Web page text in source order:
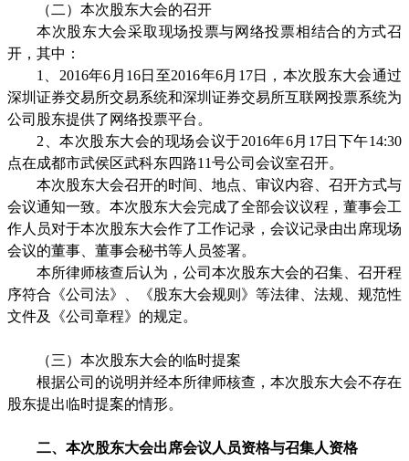
（二）本次股东大会的召开
本次股东大会采取现场投票与网络投票相结合的方式召
开，其中：
1
2016年6 月 16日至2016年6月 17日，本次股东大会通过
深圳证券交易所交易系统和深圳证券交易所互联网投票系统为
公司股东提供了网络投票平台。
2 、本次股东大会的现场会议于2016年6月 17日下午14:30
点在成都市武侯区武科东四路11号公司会议室召开。
本次股东大会召开的时间、地点、审议内容、召开方式与
会议通知一致。本次股东大会完成了全部会议议程，董事会工
作人员对于本次股东大会作了工作记录，会议记录由出席现场
会议的董事、董事会秘书等人员签署。
本所律师核查后认为，公司本次股东大会的召集、召开程
序符合《公司法》、《股东大会规则》等法律、法规、规范性
文件及《公司章程》的规定。
（三）本次股东大会的临时提案
根据公司的说明并经本所律师核查，本次股东大会不存在
股东提出临时提案的情形。
二、本次股东大会出席会议人员资格与召集人资格